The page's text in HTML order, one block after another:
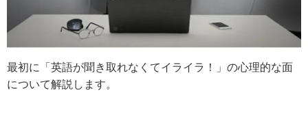
最初に「英語が聞き取れなくてイライラ！」の心理的な面
について解説します。